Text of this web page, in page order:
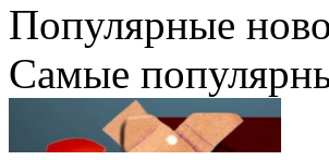
Популярные
Самые